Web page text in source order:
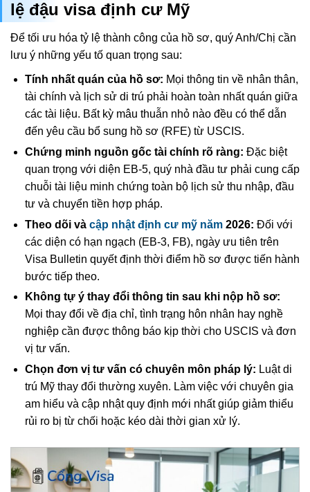
lệ đậu visa định cư Mỹ
Để tối ưu hóa tỷ lệ thành công của hồ sơ, quý Anh/Chị cần
lưu ý những yếu tố quan trọng sau:
Tính nhất quán của hồ sơ: Mọi thông tin về nhân thân,
tài chính và lịch sử di trú phải hoàn toàn nhất quán giữa
các tài liệu. Bất kỳ mâu thuẫn nhỏ nào đều có thể dẫn
đến yêu cầu bổ sung hồ sơ (RFE) từ USCIS.
Chứng minh nguồn gốc tài chính rõ ràng: Đặc biệt
quan trọng với diện EB-5, quý nhà đầu tư phải cung cấp
chuỗi tài liệu minh chứng toàn bộ lịch sử thu nhập, đầu
tư và chuyển tiền hợp pháp.
Theo dõi và cập nhật định cư mỹ năm2026: Đối với
các diện có hạn ngạch (EB-3, FB), ngày ưu tiên trên
Visa Bulletin quyết định thời điểm hồ sơ được tiến hành
bước tiếp theo.
Không tự ý thay đổi thông tin sau khi nộp hồ sơ:
Mọi thay đổi về địa chỉ, tình trạng hôn nhân hay nghề
nghiệp cần được thông báo kịp thời cho USCIS và đơn
vị tư vấn.
Chọn đơn vị tư vấn có chuyên môn pháp lý: Luật di
trú Mỹ thay đổi thường xuyên. Làm việc với chuyên gia
am hiểu và cập nhật quy định mới nhất giúp giảm thiểu
rủi ro bị từ chối hoặc kéo dài thời gian xử lý.